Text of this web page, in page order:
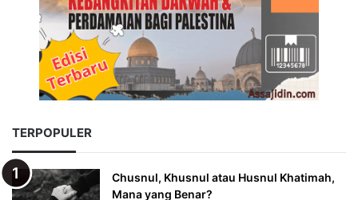
TERPOPULER
Chusnul, Khusnul atau Husnul Khatimah,
Mana yang Benar?